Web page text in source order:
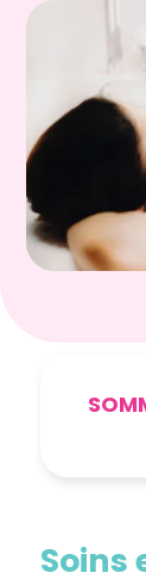
Soins